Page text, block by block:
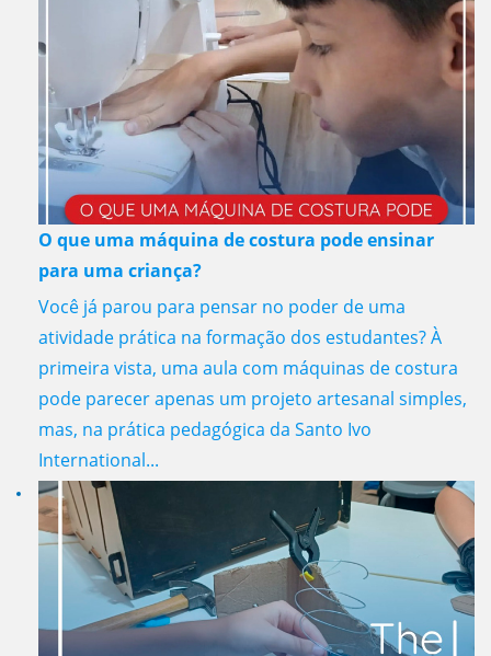
O que uma máquina de costura pode ensinar
para uma criança?
Você já parou para pensar no poder de uma
atividade prática na formação dos estudantes? À
primeira vista, uma aula com máquinas de costura
pode parecer apenas um projeto artesanal simples,
mas, na prática pedagógica da Santo Ivo
International...